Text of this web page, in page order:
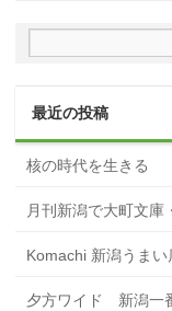
最近の投稿
核の時代を生きる
月刊新潟で大町文
Komachi 新潟うま
夕方ワイド 新潟一